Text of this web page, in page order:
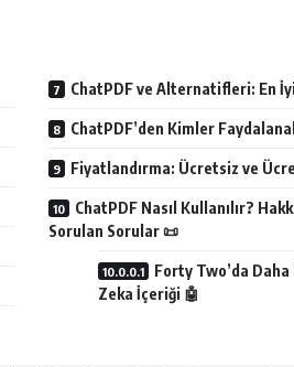
ChatPDF ve Alternatifleri: En
ChatPDF’den Kimler
Fiyatlandırma: Ücretsiz ve
ChatPDF Nasıl Kullanılır?
Sorulan Sorular 📜
Forty Two’da Daha
Zeka İçeriği 🤖